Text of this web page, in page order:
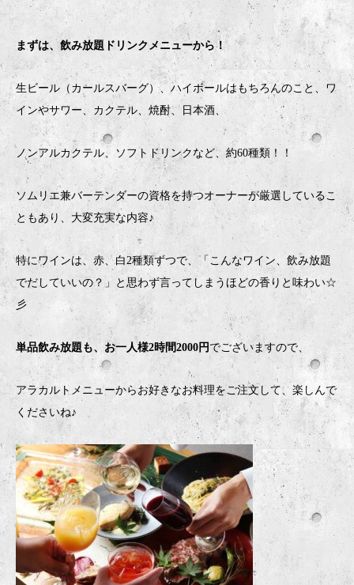
まずは、飲み放題ドリンクメニューから！
生ビール（カールスバーグ）、ハイボールはもちろんのこと、ワ
インやサワー、カクテル、焼酎、日本酒、
ノンアルカクテル、ソフトドリンクなど、約60種類！！
ソムリエ兼バーテンダーの資格を持つオーナーが厳選しているこ
ともあり、大変充実な内容♪
特にワインは、赤、白2種類ずつで、「こんなワイン、飲み放題
でだしていいの？」と思わず言ってしまうほどの香りと味わい☆
彡
単品飲み放題も、お一人様2時間2000円 でございますので、
アラカルトメニューからお好きなお料理をご注文して、楽しんで
くださいね♪